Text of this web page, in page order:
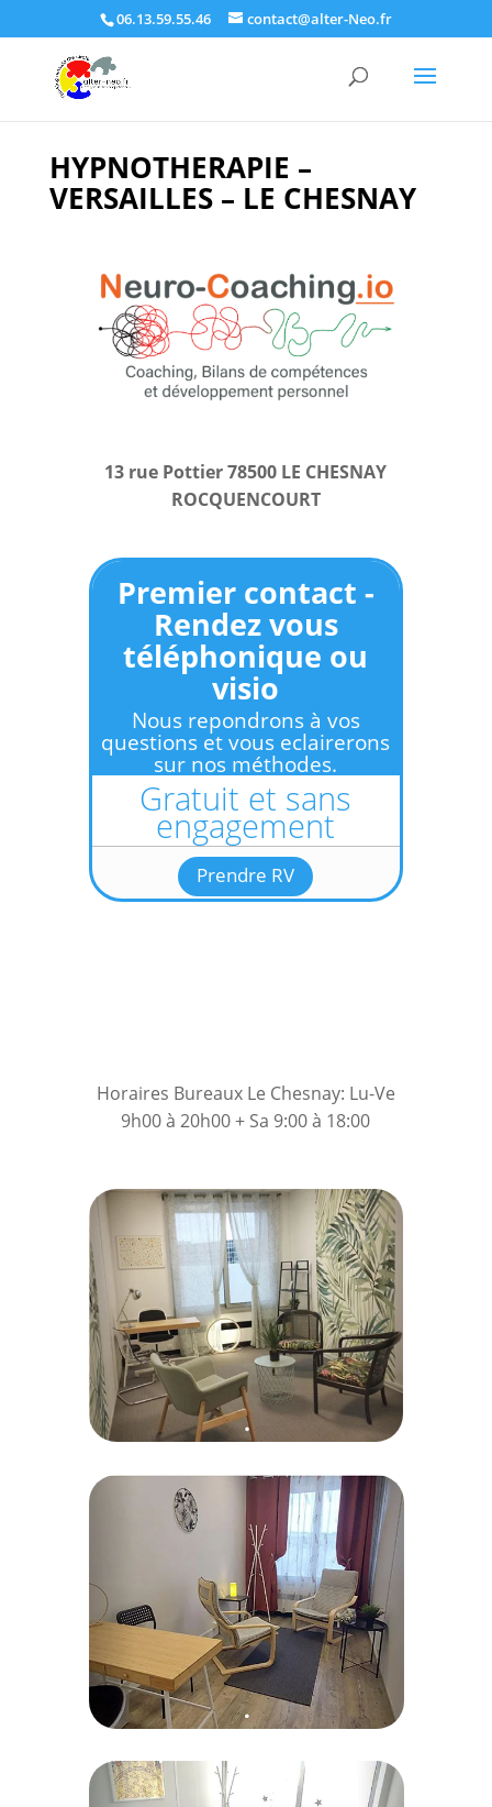
06.13.59.55.46 contact@alter-Neo.fr
HYPNOTHERAPIE –
VERSAILLES – LE CHESNAY
13 rue Pottier 78500 LE CHESNAY
ROCQUENCOURT
Premier contact -
Rendez vous
téléphonique ou
visio
Nous repondrons à vos
questions et vous eclairerons
sur nos méthodes.
Gratuit et sans
engagement
Prendre RV
Horaires Bureaux Le Chesnay: Lu-Ve
9h00 à 20h00 + Sa 9:00 à 18:00